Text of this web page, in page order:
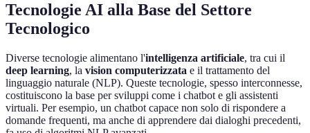
Tecnologie AI alla Base del Settore
Tecnologico
Diverse tecnologie alimentano l'intelligenza artificiale, tra cui il
deep learning, la vision computerizzata e il trattamento del
linguaggio naturale (NLP). Queste tecnologie, spesso interconnesse,
costituiscono la base per sviluppi come i chatbot e gli assistenti
virtuali. Per esempio, un chatbot capace non solo di rispondere a
domande frequenti, ma anche di apprendere dai dialoghi precedenti,